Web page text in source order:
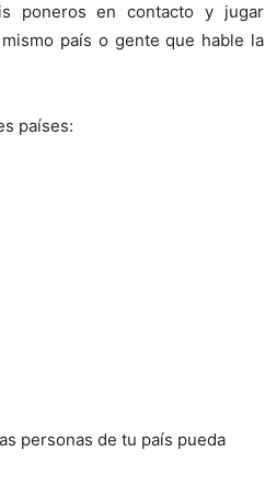
poneros en contacto y jugar
país o gente que hable la
países:
personas de tu país pueda